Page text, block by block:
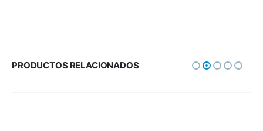
PRODUCTOS RELACIONADOS